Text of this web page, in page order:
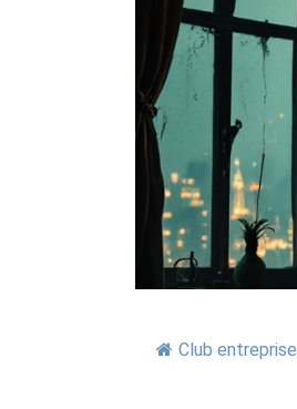
Club entreprise